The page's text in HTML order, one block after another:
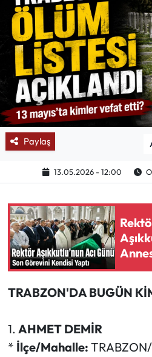
Paylaş
13.05.2026 - 12:00
TRABZON'DA BUGÜN
1. AHMET DEMİR
* İlçe/Mahalle:
Mektup Galeri
Röportaj
Manşet
Köşe Yazıları
Karikatür Galeri
Spor Yazıları
Mektup Galeri
Ekonomi
Turizm